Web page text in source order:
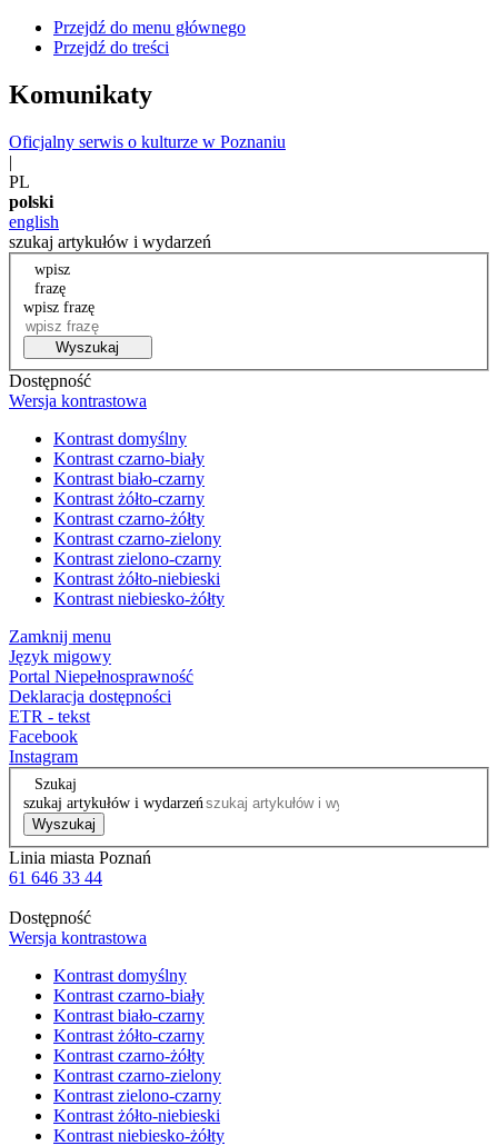
Przejdź do menu głównego
Przejdź do treści
Komunikaty
Oficjalny serwis o kulturze w Poznaniu
|
PL
polski
english
szukaj artykułów i wydarzeń
wpisz
frazę
wpisz frazę
Wyszukaj
Dostępność
Wersja kontrastowa
Kontrast domyślny
Kontrast czarno-biały
Kontrast biało-czarny
Kontrast żółto-czarny
Kontrast czarno-żółty
Kontrast czarno-zielony
Kontrast zielono-czarny
Kontrast żółto-niebieski
Kontrast niebiesko-żółty
Zamknij menu
Język migowy
Portal Niepełnosprawność
Deklaracja dostępności
ETR - tekst
Facebook
Instagram
Szukaj
szukaj artykułów i wydarzeń
Wyszukaj
Linia miasta Poznań
61 646 33 44
Dostępność
Wersja kontrastowa
Kontrast domyślny
Kontrast czarno-biały
Kontrast biało-czarny
Kontrast żółto-czarny
Kontrast czarno-żółty
Kontrast czarno-zielony
Kontrast zielono-czarny
Kontrast żółto-niebieski
Kontrast niebiesko-żółty